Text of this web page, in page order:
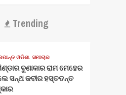
Trending
ଓଡିଶା ସମାଚାର
ବୁଣାକାର ରାମ ମେହେର
ସନ୍ଥ କବୀର ହସ୍ତତନ୍ତ